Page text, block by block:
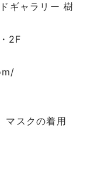
ギャラリー 樹
2F
マスクの着用